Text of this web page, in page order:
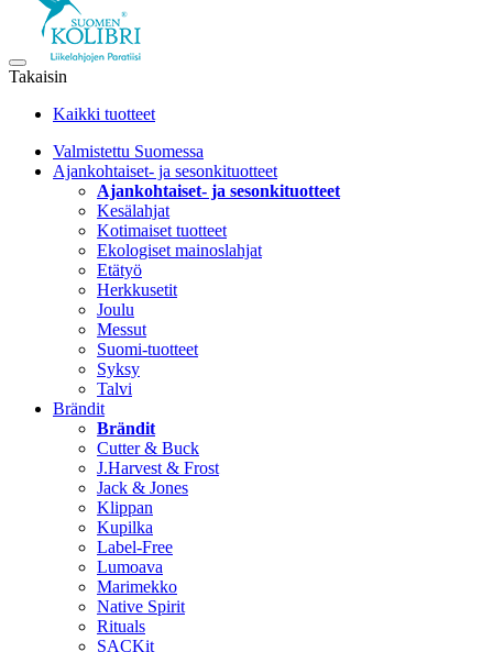
Takaisin
Kaikki tuotteet
Valmistettu Suomessa
Ajankohtaiset- ja sesonkituotteet
Ajankohtaiset- ja sesonkituotteet
Kesälahjat
Kotimaiset tuotteet
Ekologiset mainoslahjat
Etätyö
Herkkusetit
Joulu
Messut
Suomi-tuotteet
Syksy
Talvi
Brändit
Brändit
Cutter & Buck
J.Harvest & Frost
Jack & Jones
Klippan
Kupilka
Label-Free
Lumoava
Marimekko
Native Spirit
Rituals
SACKit